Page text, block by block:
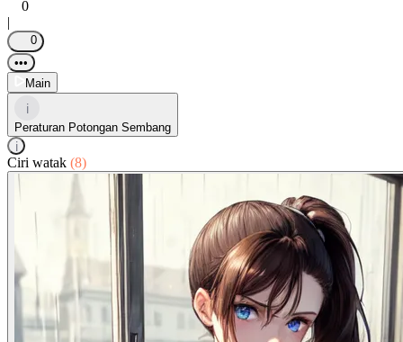
0
|
0
•••
Main
i
Peraturan Potongan Sembang
i
Ciri watak (8)